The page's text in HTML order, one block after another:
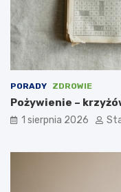
PORADY ZDROWIE
Pożywienie –
1 sierpnia 2026